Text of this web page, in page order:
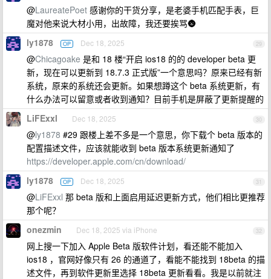
@LaureatePoet 感谢你的干货分享，是老婆手机匹配手表，巨
魔对他来说大材小用，出故障，我还要挨骂🌚
29
ly1878 OP Dec 18, 2025
@Chicagoake 是和 18 楼“开启 ios18 的的 developer beta 更
新，现在可以更新到 18.7.3 正式版”一个意思吗？原来已经有新
系统，原来的系统还会更新。如果想蹲这个 beta 系统更新，有
什么办法可以留意或者收到通知？目前手机是屏蔽了更新提醒的
30
LiFExxl Dec 18, 2025
@ly1878 #29 跟楼上差不多是一个意思，你下载个 beta 版本的
配置描述文件，应该就能收到 beta 版本系统更新通知了
https://developer.apple.com/cn/download/
31
ly1878 OP Dec 18, 2025
@LiFExxl 那 beta 版和上面启用延迟更新方式，他们相比更推荐
那个呢？
32
onezmin Dec 18, 2025 via iPhone
网上搜一下加入 Apple Beta 版软件计划，看还能不能加入
ios18 ，官网好像只有 26 的通道了，看能不能找到 18beta 的描
述文件，再到软件更新里选择 18beta 更新看看。我是以前就注